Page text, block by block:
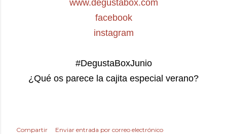
www.degustabox.com
facebook
instagram
#DegustaBoxJunio
¿Qué os parece la cajita especial verano?
Compartir
Enviar entrada por correo electrónico